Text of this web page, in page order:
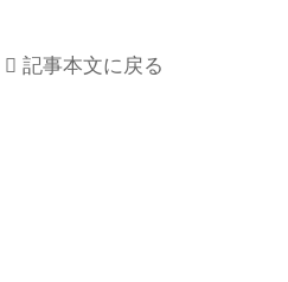
記事本文に戻る